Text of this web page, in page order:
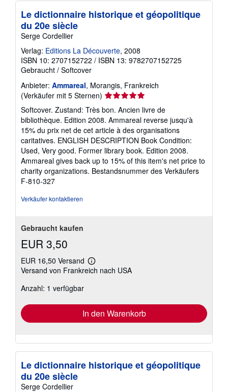
Le dictionnaire historique et géopolitique
du 20e siècle
Serge Cordellier
Verlag: Editions La Découverte, 2008
ISBN 10: 2707152722 / ISBN 13: 9782707152725
Gebraucht / Softcover
Anbieter: Ammareal, Morangis, Frankreich
(Verkäufer mit 5 Sternen) Verkäuferbewertung
von
5
Sternen
Softcover. Zustand: Très bon. Ancien livre de
bibliothèque. Edition 2008. Ammareal reverse jusqu'à
15% du prix net de cet article à des organisations
caritatives. ENGLISH DESCRIPTION Book Condition:
Used, Very good. Former library book. Edition 2008.
Ammareal gives back up to 15% of this item's net price to
charity organizations. Bestandsnummer des Verkäufers
F-810-327
Verkäufer kontaktieren
Gebraucht kaufen
EUR 3,50
EUR 16,50 Versand
Weitere
Informationen
Versand von Frankreich nach USA
Anzahl: 1 verfügbar
In den Warenkorb
Le dictionnaire historique et géopolitique
du 20e siècle
Serge Cordellier